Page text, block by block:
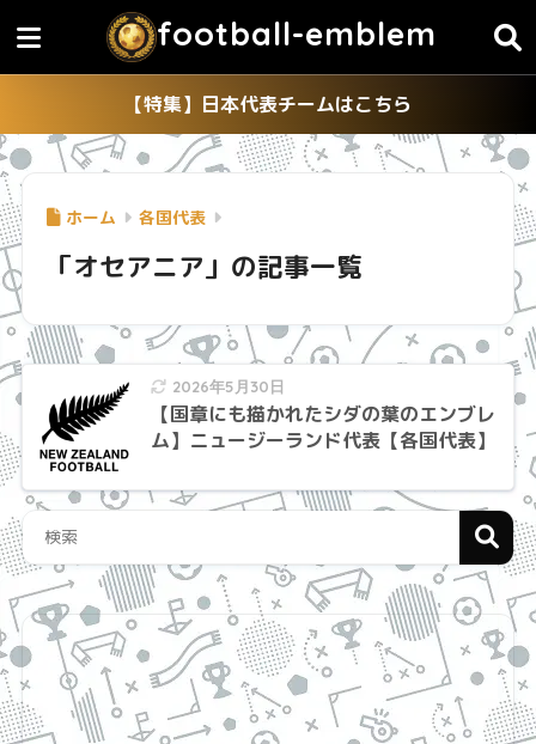
football-emblem
【特集】日本代表チームはこちら
ホーム 各国代表
「オセアニア」の記事一覧
2026年5月30日
【国章にも描かれたシダの葉のエンブレ
ム】ニュージーランド代表【各国代表】